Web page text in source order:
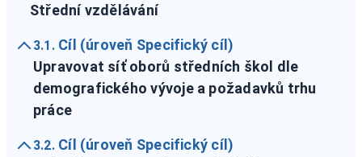
Střední vzdělávání
3.1. Cíl (úroveň Specifický cíl)
Upravovat síť oborů středních škol dle
demografického vývoje a požadavků trhu
práce
3.2. Cíl (úroveň Specifický cíl)